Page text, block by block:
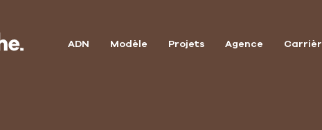
ADN Modèle Projets Agence